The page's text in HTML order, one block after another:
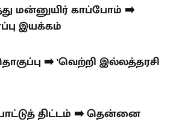
மன்னுயிர் காப்போம் ➡️
இயக்கம்
➡️ 'வெற்றி இல்லத்தரசி
திட்டம் ➡️ தென்னை